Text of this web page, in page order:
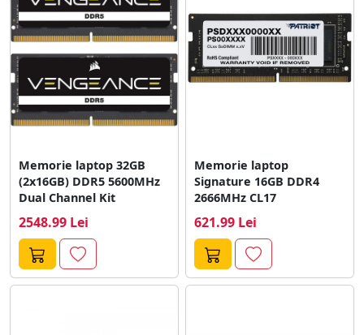
Memorie laptop 32GB
(2x16GB) DDR5 5600MHz
Dual Channel Kit
2548.99 Lei
Memorie laptop
Signature 16GB DDR4
2666MHz CL17
621.99 Lei